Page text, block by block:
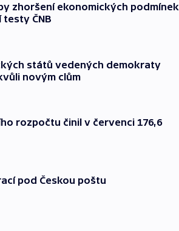
zhoršení ekonomických podmínek
ČNB
států vedených demokraty
novým clům
rozpočtu činil v červenci 176,6
pod Českou poštu